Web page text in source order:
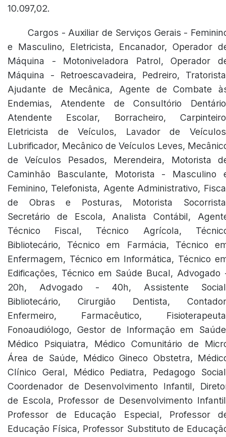
10.097,02.
Cargos - Auxiliar de Serviços Gerais -
e Masculino, Eletricista, Encanador, Operador
Máquina - Motoniveladora Patrol, Operador
Máquina - Retroescavadeira, Pedreiro,
Ajudante de Mecânica, Agente de Combate
Endemias, Atendente de Consultório
Atendente Escolar, Borracheiro,
Eletricista de Veículos, Lavador de
Lubrificador, Mecânico de Veículos Leves,
de Veículos Pesados, Merendeira, Motorista
Caminhão Basculante, Motorista - Masculino
Feminino, Telefonista, Agente Administrativo,
de Obras e Posturas, Motorista
Secretário de Escola, Analista Contábil,
Técnico Fiscal, Técnico Agrícola,
Bibliotecário, Técnico em Farmácia, Técnico
Enfermagem, Técnico em Informática, Técnico
Edificações, Técnico em Saúde Bucal, Advogado
20h, Advogado - 40h, Assistente
Bibliotecário, Cirurgião Dentista,
Enfermeiro, Farmacêutico,
Fonoaudiólogo, Gestor de Informação em
Médico Psiquiatra, Médico Comunitário de
Área de Saúde, Médico Gineco Obstetra,
Clínico Geral, Médico Pediatra, Pedagogo
Coordenador de Desenvolvimento Infantil,
de Escola, Professor de Desenvolvimento
Professor de Educação Especial, Professor
Educação Física, Professor Substituto de